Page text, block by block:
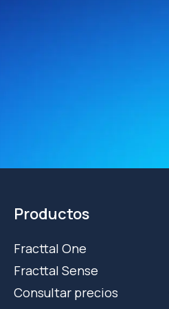
Productos
Fracttal One
Fracttal Sense
Consultar precios